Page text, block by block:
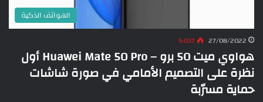
الهواتف الذكية
27/08/2022 5٬037
هواوي ميت 50 برو – Huawei Mate 50 Pro أول
نظرة على التصميم الأمامي في صورة شاشات
حماية مسرّبة